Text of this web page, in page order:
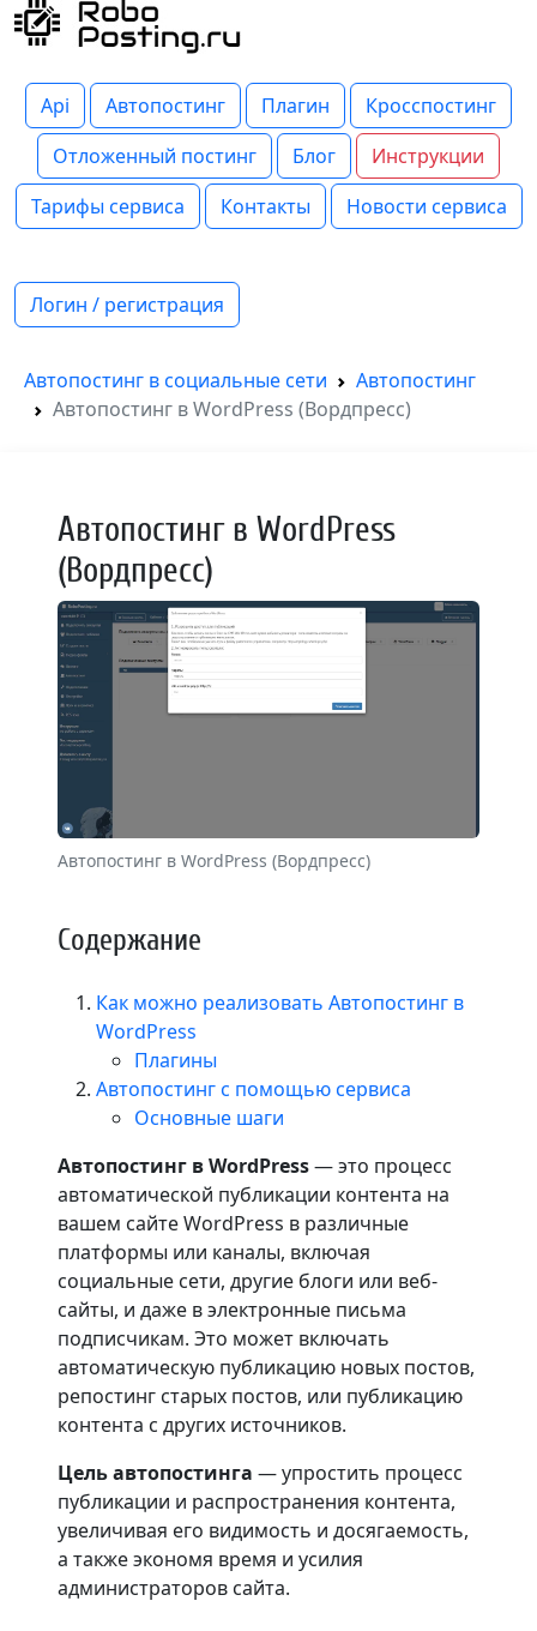
Api Автопостинг Плагин
Кросспостинг
Отложенный постинг
Блог
Инструкции
Тарифы сервиса
Контакты Новости сервиса
Логин / регистрация
Автопостинг в социальные сети
Автопостинг
Автопостинг в WordPress (Вордпресс)
Автопостинг в WordPress
(Вордпресс)
Автопостинг в WordPress (Вордпресс)
Содержание
Как можно реализовать Автопостинг в
WordPress
Плагины
Автопостинг с помощью сервиса
Основные шаги
Автопостинг в WordPress— это процесс
автоматической публикации контента на
вашем сайте WordPress в различные
платформы или каналы, включая
социальные сети, другие блоги или веб-
сайты, и даже в электронные письма
подписчикам. Это может включать
автоматическую публикацию новых постов,
репостинг старых постов, или публикацию
контента с других источников.
Цель автопостинга — упростить процесс
публикации и распространения контента,
увеличивая его видимость и досягаемость,
а также экономя время и усилия
администраторов сайта.